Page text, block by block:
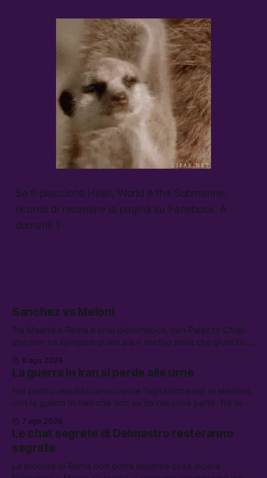
Se ti piacciono Hello, World e the Submarine,
ricorda di recensire la pagina su Facebook. A
domani! ?
Sánchez vs Meloni
Tra Madrid e Roma è crisi diplomatica, con Palazzo Chigi
che non sa spiegare quale sia il rischio reale che giustifica
di difesa tra Arabia Saudita, Pakistan e Turchia, la crisi del
carburante irregolare, e un altro caso di IA ribelle
8 ago 2026
La guerra in Iran si perde alle urne
Nel partito repubblicano cresce l’agitazione per le elezioni,
con la guerra in Iran che non va da nessuna parte. Tra le
lavoro, Schlein prova a mettere in sicurezza la coalizione, e
che cos’è lo “Spiralismo,” la religione degli agenti IA
7 ago 2026
Le chat segrete di Delmastro resteranno
segrete
La procura di Roma non potrà scoprire cosa diceva